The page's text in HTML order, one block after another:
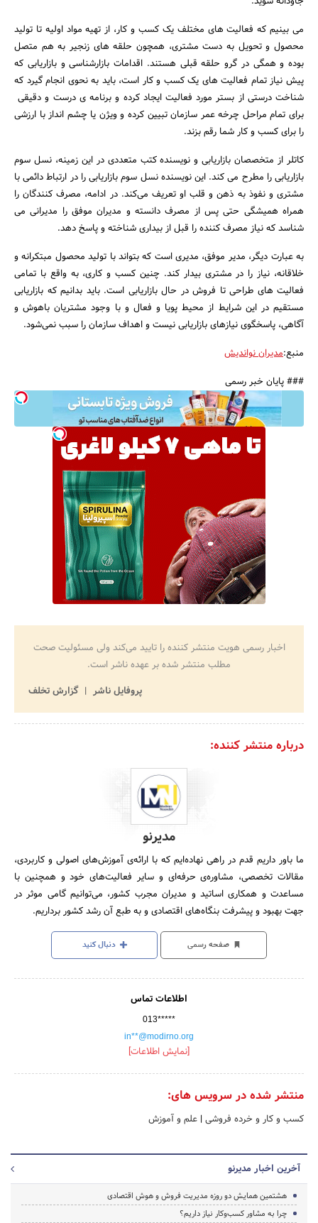
می بینیم که فعالیت های مختلف یک کسب و کار، از تهیه مواد اولیه تا تولید
محصول و تحویل به دست مشتری، همچون حلقه های زنجیر به هم متصل
بوده و همگی در گرو حلقه قبلی هستند. اقدامات بازارشناسی و بازاریابی که
پیش نیاز تمام فعالیت های یک کسب و کار است، باید به نحوی انجام گیرد که
شناخت درستی از بستر مورد فعالیت ایجاد کرده و برنامه ی درست و دقیقی
برای تمام مراحل چرخه عمر سازمان تبیین کرده و ویژن یا چشم انداز با ارزشی
را برای کسب و کار شما رقم بزند.
کاتلر از متخصصان بازاریابی و نویسنده کتب متعددی در این زمینه، نسل سوم
بازاریابی را مطرح می کند. این نویسنده نسل سوم بازاریابی را در ارتباط دائمی با
مشتری و نفوذ به ذهن و قلب او تعریف می‌کند. در ادامه، مصرف کنندگان را
همراه همیشگی حتی پس از مصرف دانسته و مدیران موفق را مدیرانی می
شناسد که نیاز مصرف کننده را قبل از بیداری شناخته و پاسخ دهد.
به عبارت دیگر، مدیر موفق، مدیری است که بتواند با تولید محصول مبتکرانه و
خلاقانه، نیاز را در مشتری بیدار کند. چنین کسب و کاری، به واقع با تمامی
فعالیت های طراحی تا فروش در حال بازاریابی است. باید بدانیم که بازاریابی
مستقیم در این شرایط از محیط پویا و فعال و با وجود مشتریان باهوش و
آگاهی، پاسخگوی نیازهای بازاریابی نیست و اهداف سازمان را سبب نمی‌شود.
منبع:مدیران نواندیش
### پایان خبر رسمی
اخبار رسمی هویت منتشر کننده را تایید می‌کند ولی مسئولیت صحت
مطلب منتشر شده بر عهده ناشر است.
پروفایل ناشر
گزارش تخلف
درباره منتشر کننده:
مدیرنو
ما باور داریم قدم در راهی نهاده‌ایم که با ارائه‌ی آموزش‌های اصولی و کاربردی،
مقالات تخصصی، مشاوره‌ی حرفه‌ای و سایر فعالیت‌های خود و همچنین با
مساعدت و همکاری اساتید و مدیران مجرب کشور، می‌توانیم گامی موثر در
جهت بهبود و پیشرفت بنگاه‌های اقتصادی و به طبع آن رشد کشور برداریم.
صفحه رسمی دنبال کنید
اطلاعات تماس
013*****
in**@modirno.org
[نمایش اطلاعات]
منتشر شده در سرویس های:
کسب و کار و خرده فروشی | علم و آموزش
آخرین اخبار مدیرنو
هشتمین همایش دو روزه مدیریت فروش و هوش اقتصادی
چرا به مشاور کسب‌وکار نیاز داریم؟